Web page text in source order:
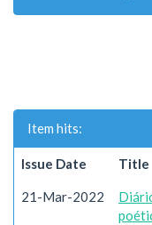
Item hits:
Issue Date Title
21-Mar-2022